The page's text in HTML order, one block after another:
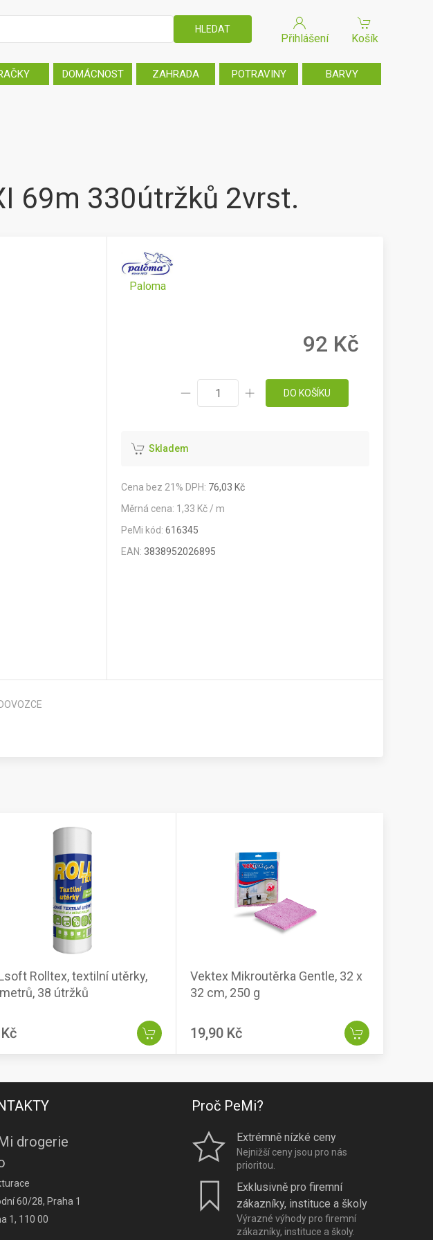
Přihlášení Košík
DOMÁCNOST ZAHRADA POTRAVINY BARVY
69m 330útržků 2vrst.
Paloma
92 Kč
DO KOŠÍKU
Skladem
Cena bez 21% DPH: 76,03 Kč
Měrná cena: 1,33 Kč / m
PeMi kód:616345
EAN: 3838952026895
Rolltex, textilní utěrky,
38 útržků
Vektex Mikroutěrka Gentle, 32 x
32 cm, 250 g
19,90 Kč
drogerie
60/28, Praha 1
1, 110 00
Proč PeMi?
Extrémně nízké ceny
Nejnižší ceny jsou pro nás
prioritou.
Exklusivně pro firemní
zákazníky, instituce a školy
Výrazné výhody pro firemní
zákazníky, instituce a školy.